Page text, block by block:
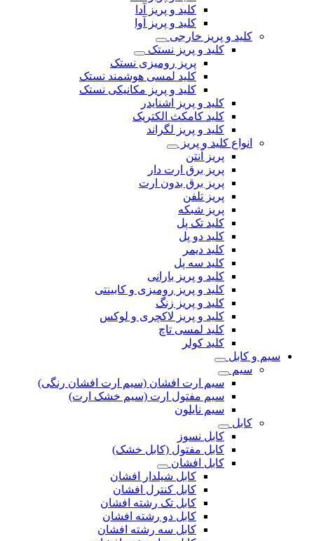
کلید و پریز آدا
کلید و پریز آوا
کلید و پریز خارجی
کلید و پریز نستک
پریز رومیزی نستک
کلید لمسی هوشمند نستک
کلید و پریز مکانیکی نستک
کلید و پریز اشنایدر
کلید کامکث الکتریک
کلید و پریز لگراند
انواع کلید و پریز
پریز آنتن
پریز برق ارت دار
پریز برق بدون ارت
پریز تلفن
پریز شبکه
کلید تک پل
کلید دو پل
کلید دیمر
کلید سه پل
کلید و پریز بارانی
کلید و پریز رومیزی و کابینتی
کلید و پریز زنگ
کلید و پریز لاکچری و لوکس
کلید لمسی تاچ
کلید کولر
سیم و کابل
سیم
سیم ارت افشان (سیم ارت افشان رنگی)
سیم مفتول ارت (سیم خشک ارت)
سیم نایلون
کابل
کابل نسوز
کابل مفتول (کابل خشک)
کابل افشان
کابل شیلدار افشان
کابل کنترل افشان
کابل تک رشته افشان
کابل دو رشته افشان
کابل سه رشته افشان